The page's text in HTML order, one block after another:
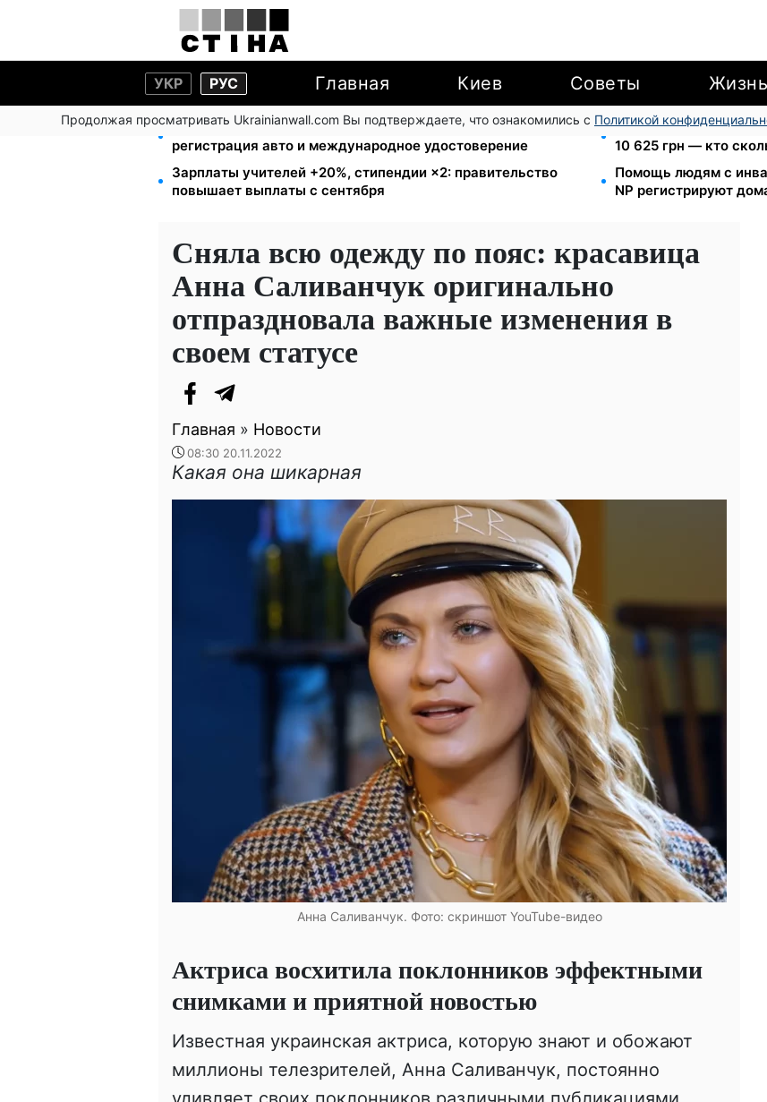
УКР РУС Главная Киев Советы Жизнь
Продолжая просматривать Ukrainianwall.com Вы подтверждаете, что ознакомились с Политикой
10 заявок — и МСЦ МВД приедет в громаду: обмен прав,
регистрация авто и международное удостоверение
Пенсия для III группы
10 625 грн — кто
Зарплаты учителей +20%, стипендии ×2: правительство
повышает выплаты с сентября
Помощь людям с
NP регистрируют
Сняла всю одежду по пояс: красавица
Анна Саливанчук оригинально
отпраздновала важные изменения в
своем статусе
Главная » Новости
08:30 20.11.2022
Какая она шикарная
Анна Саливанчук. Фото: скриншот YouTube-видео
Актриса восхитила поклонников эффектными
снимками и приятной новостью
Известная украинская актриса, которую знают и обожают
миллионы телезрителей, Анна Саливанчук, постоянно